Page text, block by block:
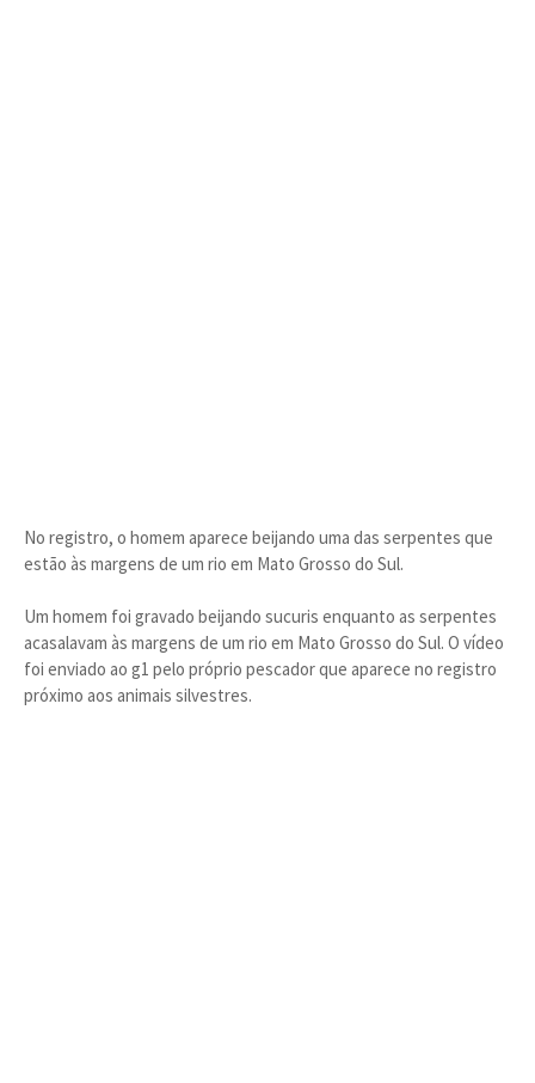
No registro, o homem aparece beijando uma das serpentes que
estão às margens de um rio em Mato Grosso do Sul.
Um homem foi gravado beijando sucuris enquanto as serpentes
acasalavam às margens de um rio em Mato Grosso do Sul. O vídeo
foi enviado ao g1 pelo próprio pescador que aparece no registro
próximo aos animais silvestres.